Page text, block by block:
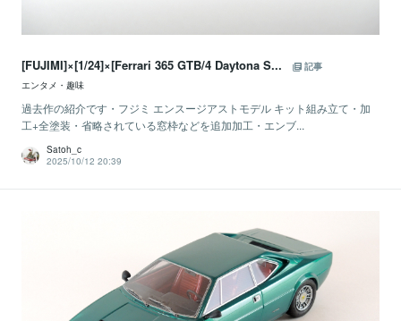
[FUJIMI]×[1/24]×[Ferrari 365 GTB/4 Daytona S...
記事
エンタメ・趣味
過去作の紹介です・フジミ エンスージアストモデル キット組み立て・加
工+全塗装・省略されている窓枠などを追加加工・エンブ...
Satoh_c
2025/10/12 20:39